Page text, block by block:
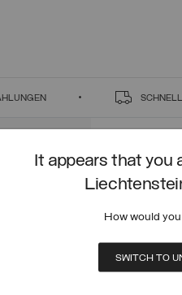
It appears that you
How would
SWITCH TO
KONTAKT